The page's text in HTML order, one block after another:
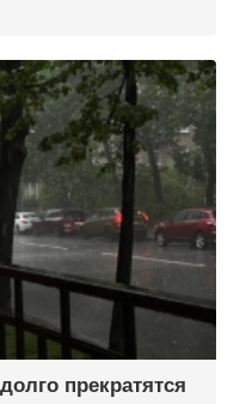
прекратятся